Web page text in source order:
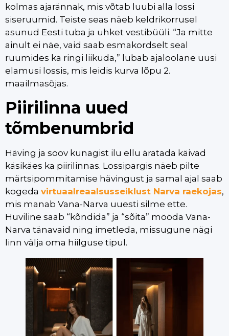
kolmas ajarännak, mis võtab luubi alla lossi
siseruumid. Teiste seas näeb keldrikorrusel
asunud Eesti tuba ja uhket vestibüüli. “Ja mitte
ainult ei näe, vaid saab esmakordselt seal
ruumides ka ringi liikuda,” lubab ajaloolane uusi
elamusi lossis, mis leidis kurva lõpu 2.
maailmasõjas.
Piirilinna uued
tõmbenumbrid
Häving ja soov kunagist ilu ellu äratada käivad
käsikäes ka piirilinnas. Lossipargis näeb pilte
märtsipommitamise hävingust ja samal ajal saab
kogeda virtuaalreaalsusseiklust Narva raekojas,
mis manab Vana-Narva uuesti silme ette.
Huviline saab “kõndida” ja “sõita” mööda Vana-
Narva tänavaid ning imetleda, missugune nägi
linn välja oma hiilguse tipul.